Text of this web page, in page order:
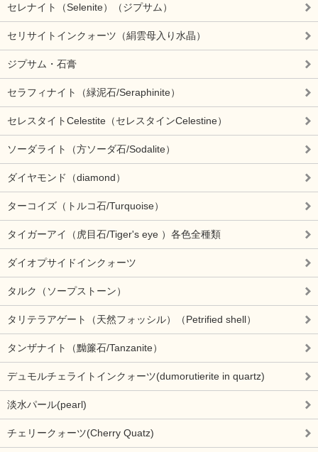
セレナイト（Selenite）（ジプサム）
セリサイトインクォーツ（絹雲母入り水晶）
ジプサム・石膏
セラフィナイト（緑泥石/Seraphinite）
セレスタイトCelestite（セレスタインCelestine）
ソーダライト（方ソーダ石/Sodalite）
ダイヤモンド（diamond）
ターコイズ（トルコ石/Turquoise）
タイガーアイ（虎目石/Tiger's eye ）各色全種類
ダイオプサイドインクォーツ
タルク（ソープストーン）
タリテラアゲート（天然フォッシル）（Petrified shell）
タンザナイト（黝簾石/Tanzanite）
デュモルチェライトインクォーツ(dumorutierite in quartz)
淡水パール(pearl)
チェリークォーツ(Cherry Quatz)